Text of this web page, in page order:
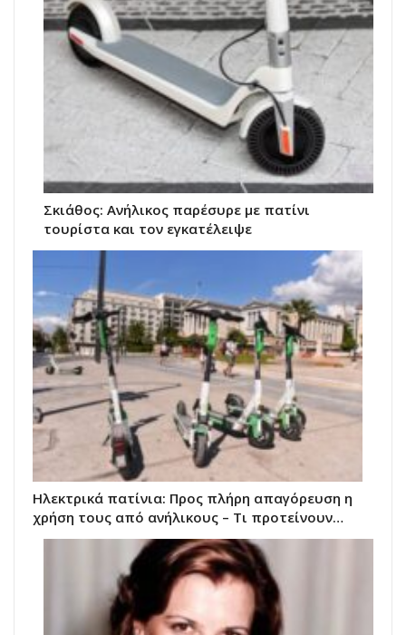
Σκιάθος: Ανήλικος παρέσυρε με πατίνι
τουρίστα και τον εγκατέλειψε
Ηλεκτρικά πατίνια: Προς πλήρη απαγόρευση η
χρήση τους από ανήλικους – Τι προτείνουν…